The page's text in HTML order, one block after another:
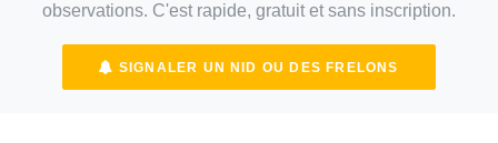
observations. C'est rapide, gratuit et sans inscription.
SIGNALER UN NID OU DES FRELONS